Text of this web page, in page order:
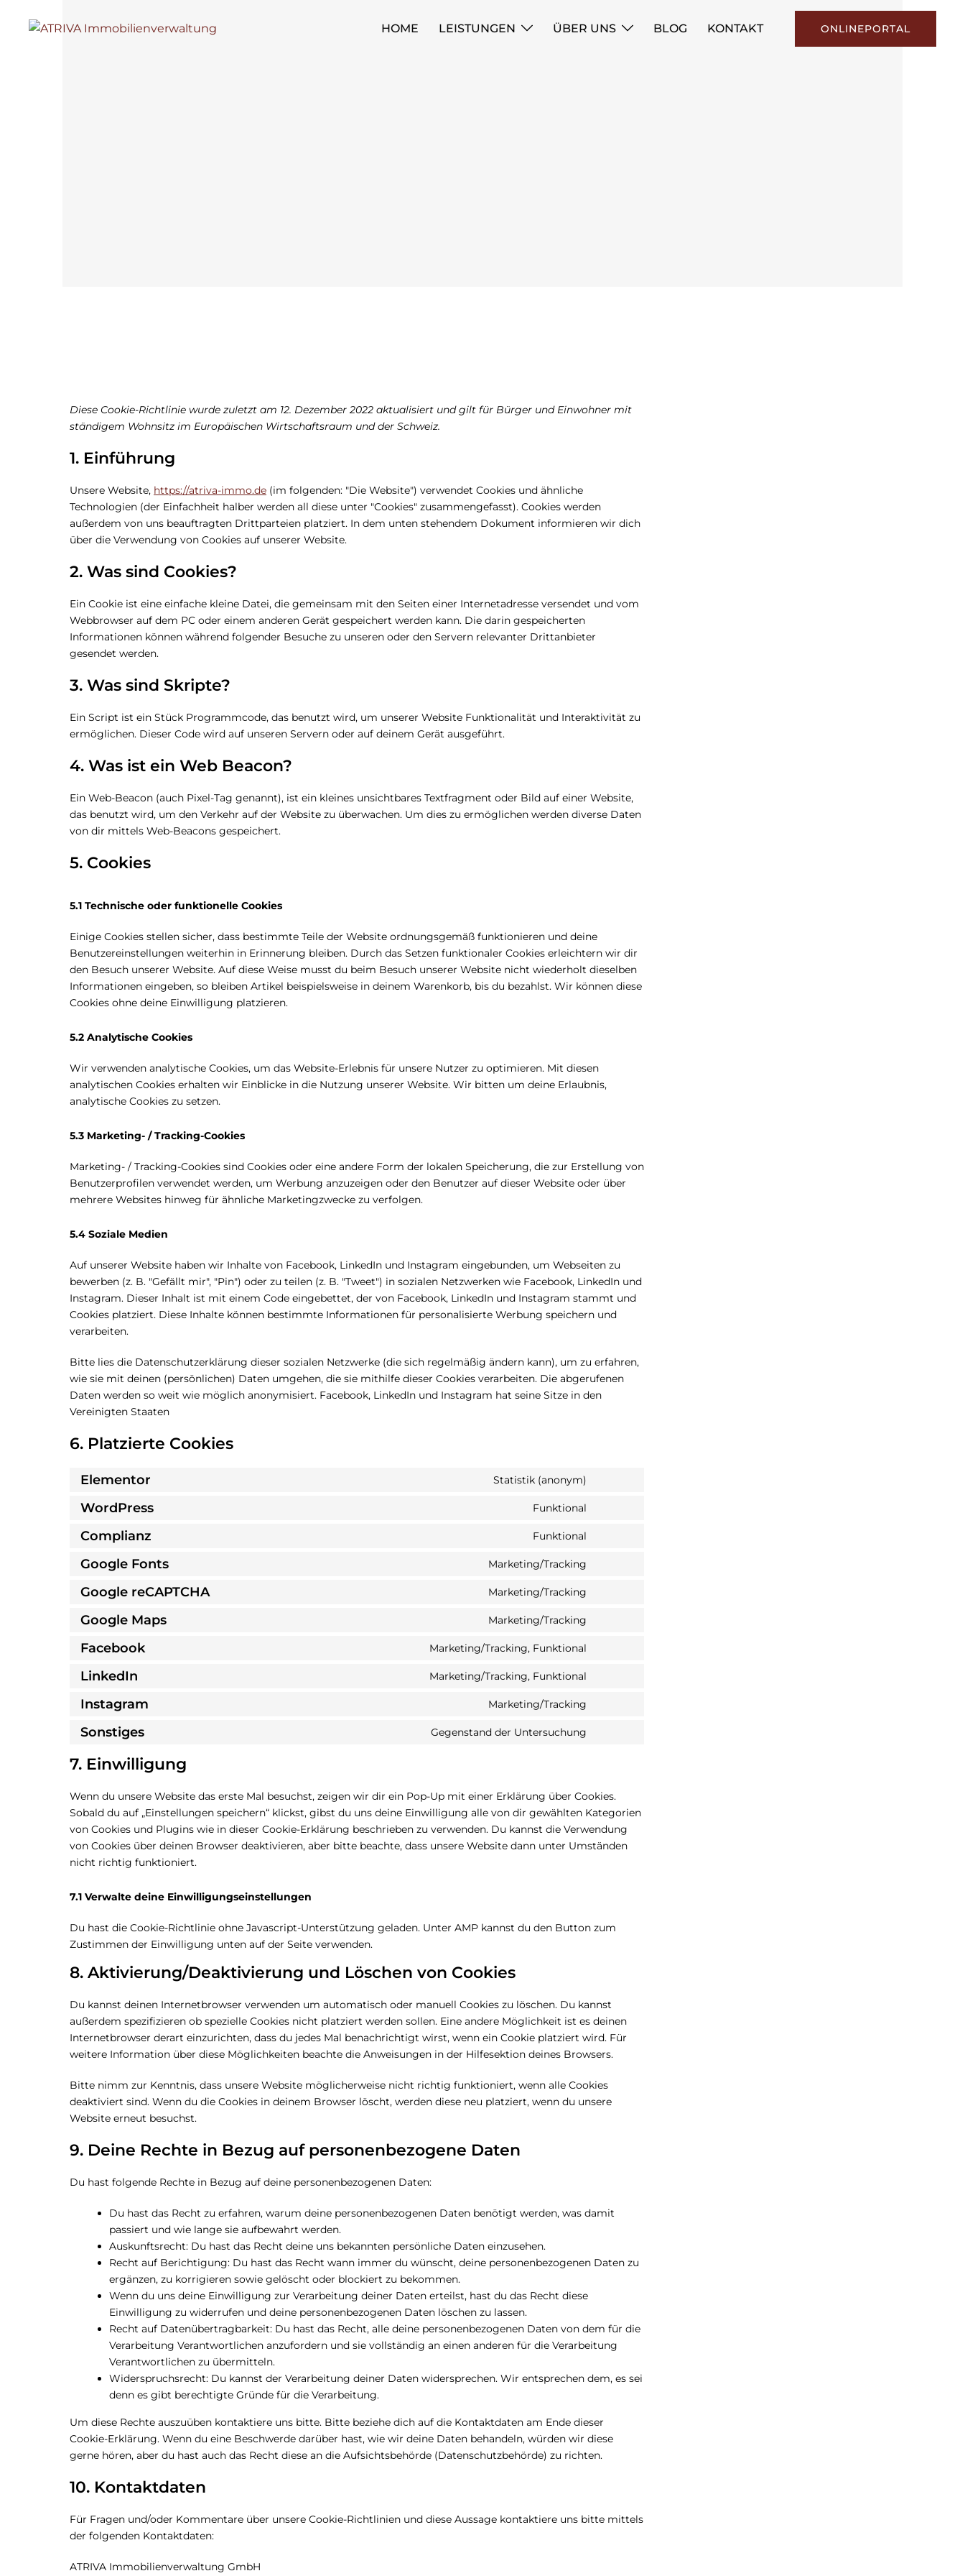
HOME LEISTUNGEN ÜBER UNS BLOG KONTAKT ONLINEPORTAL
Diese Cookie-Richtlinie wurde zuletzt am 12. Dezember 2022 aktualisiert und gilt für Bürger und Einwohner mit
ständigem Wohnsitz im Europäischen Wirtschaftsraum und der Schweiz.
1. Einführung
Unsere Website, https://atriva-immo.de (im folgenden: "Die Website") verwendet Cookies und ähnliche
Technologien (der Einfachheit halber werden all diese unter "Cookies" zusammengefasst). Cookies werden
außerdem von uns beauftragten Drittparteien platziert. In dem unten stehendem Dokument informieren wir dich
über die Verwendung von Cookies auf unserer Website.
2. Was sind Cookies?
Ein Cookie ist eine einfache kleine Datei, die gemeinsam mit den Seiten einer Internetadresse versendet und vom
Webbrowser auf dem PC oder einem anderen Gerät gespeichert werden kann. Die darin gespeicherten
Informationen können während folgender Besuche zu unseren oder den Servern relevanter Drittanbieter
gesendet werden.
3. Was sind Skripte?
Ein Script ist ein Stück Programmcode, das benutzt wird, um unserer Website Funktionalität und Interaktivität zu
ermöglichen. Dieser Code wird auf unseren Servern oder auf deinem Gerät ausgeführt.
4. Was ist ein Web Beacon?
Ein Web-Beacon (auch Pixel-Tag genannt), ist ein kleines unsichtbares Textfragment oder Bild auf einer Website,
das benutzt wird, um den Verkehr auf der Website zu überwachen. Um dies zu ermöglichen werden diverse Daten
von dir mittels Web-Beacons gespeichert.
5. Cookies
5.1 Technische oder funktionelle Cookies
Einige Cookies stellen sicher, dass bestimmte Teile der Website ordnungsgemäß funktionieren und deine
Benutzereinstellungen weiterhin in Erinnerung bleiben. Durch das Setzen funktionaler Cookies erleichtern wir dir
den Besuch unserer Website. Auf diese Weise musst du beim Besuch unserer Website nicht wiederholt dieselben
Informationen eingeben, so bleiben Artikel beispielsweise in deinem Warenkorb, bis du bezahlst. Wir können diese
Cookies ohne deine Einwilligung platzieren.
5.2 Analytische Cookies
Wir verwenden analytische Cookies, um das Website-Erlebnis für unsere Nutzer zu optimieren. Mit diesen
analytischen Cookies erhalten wir Einblicke in die Nutzung unserer Website. Wir bitten um deine Erlaubnis,
analytische Cookies zu setzen.
5.3 Marketing- / Tracking-Cookies
Marketing- / Tracking-Cookies sind Cookies oder eine andere Form der lokalen Speicherung, die zur Erstellung von
Benutzerprofilen verwendet werden, um Werbung anzuzeigen oder den Benutzer auf dieser Website oder über
mehrere Websites hinweg für ähnliche Marketingzwecke zu verfolgen.
5.4 Soziale Medien
Auf unserer Website haben wir Inhalte von Facebook, LinkedIn und Instagram eingebunden, um Webseiten zu
bewerben (z. B. "Gefällt mir", "Pin") oder zu teilen (z. B. "Tweet") in sozialen Netzwerken wie Facebook, LinkedIn und
Instagram. Dieser Inhalt ist mit einem Code eingebettet, der von Facebook, LinkedIn und Instagram stammt und
Cookies platziert. Diese Inhalte können bestimmte Informationen für personalisierte Werbung speichern und
verarbeiten.
Bitte lies die Datenschutzerklärung dieser sozialen Netzwerke (die sich regelmäßig ändern kann), um zu erfahren,
wie sie mit deinen (persönlichen) Daten umgehen, die sie mithilfe dieser Cookies verarbeiten. Die abgerufenen
Daten werden so weit wie möglich anonymisiert. Facebook, LinkedIn und Instagram hat seine Sitze in den
Vereinigten Staaten
6. Platzierte Cookies
Elementor Statistik (anonym)
WordPress Funktional
Complianz Funktional
Google Fonts Marketing/Tracking
Google reCAPTCHA Marketing/Tracking
Google Maps Marketing/Tracking
Facebook Marketing/Tracking, Funktional
LinkedIn Marketing/Tracking, Funktional
Instagram Marketing/Tracking
Sonstiges Gegenstand der Untersuchung
7. Einwilligung
Wenn du unsere Website das erste Mal besuchst, zeigen wir dir ein Pop-Up mit einer Erklärung über Cookies.
Sobald du auf „Einstellungen speichern“ klickst, gibst du uns deine Einwilligung alle von dir gewählten Kategorien
von Cookies und Plugins wie in dieser Cookie-Erklärung beschrieben zu verwenden. Du kannst die Verwendung
von Cookies über deinen Browser deaktivieren, aber bitte beachte, dass unsere Website dann unter Umständen
nicht richtig funktioniert.
7.1 Verwalte deine Einwilligungseinstellungen
Du hast die Cookie-Richtlinie ohne Javascript-Unterstützung geladen. Unter AMP kannst du den Button zum
Zustimmen der Einwilligung unten auf der Seite verwenden.
8. Aktivierung/Deaktivierung und Löschen von Cookies
Du kannst deinen Internetbrowser verwenden um automatisch oder manuell Cookies zu löschen. Du kannst
außerdem spezifizieren ob spezielle Cookies nicht platziert werden sollen. Eine andere Möglichkeit ist es deinen
Internetbrowser derart einzurichten, dass du jedes Mal benachrichtigt wirst, wenn ein Cookie platziert wird. Für
weitere Information über diese Möglichkeiten beachte die Anweisungen in der Hilfesektion deines Browsers.
Bitte nimm zur Kenntnis, dass unsere Website möglicherweise nicht richtig funktioniert, wenn alle Cookies
deaktiviert sind. Wenn du die Cookies in deinem Browser löscht, werden diese neu platziert, wenn du unsere
Website erneut besuchst.
9. Deine Rechte in Bezug auf personenbezogene Daten
Du hast folgende Rechte in Bezug auf deine personenbezogenen Daten:
Du hast das Recht zu erfahren, warum deine personenbezogenen Daten benötigt werden, was damit
passiert und wie lange sie aufbewahrt werden.
Auskunftsrecht: Du hast das Recht deine uns bekannten persönliche Daten einzusehen.
Recht auf Berichtigung: Du hast das Recht wann immer du wünscht, deine personenbezogenen Daten zu
ergänzen, zu korrigieren sowie gelöscht oder blockiert zu bekommen.
Wenn du uns deine Einwilligung zur Verarbeitung deiner Daten erteilst, hast du das Recht diese
Einwilligung zu widerrufen und deine personenbezogenen Daten löschen zu lassen.
Recht auf Datenübertragbarkeit: Du hast das Recht, alle deine personenbezogenen Daten von dem für die
Verarbeitung Verantwortlichen anzufordern und sie vollständig an einen anderen für die Verarbeitung
Verantwortlichen zu übermitteln.
Widerspruchsrecht: Du kannst der Verarbeitung deiner Daten widersprechen. Wir entsprechen dem, es sei
denn es gibt berechtigte Gründe für die Verarbeitung.
Um diese Rechte auszuüben kontaktiere uns bitte. Bitte beziehe dich auf die Kontaktdaten am Ende dieser
Cookie-Erklärung. Wenn du eine Beschwerde darüber hast, wie wir deine Daten behandeln, würden wir diese
gerne hören, aber du hast auch das Recht diese an die Aufsichtsbehörde (Datenschutzbehörde) zu richten.
10. Kontaktdaten
Für Fragen und/oder Kommentare über unsere Cookie-Richtlinien und diese Aussage kontaktiere uns bitte mittels
der folgenden Kontaktdaten:
ATRIVA Immobilienverwaltung GmbH